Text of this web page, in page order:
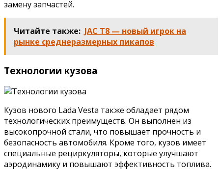
замену запчастей.
Читайте также: JAC T8 — новый игрок на
рынке среднеразмерных пикапов
Технологии кузова
Кузов нового Lada Vesta также обладает рядом
технологических преимуществ. Он выполнен из
высокопрочной стали, что повышает прочность и
безопасность автомобиля. Кроме того, кузов имеет
специальные рециркуляторы, которые улучшают
аэродинамику и повышают эффективность топлива.